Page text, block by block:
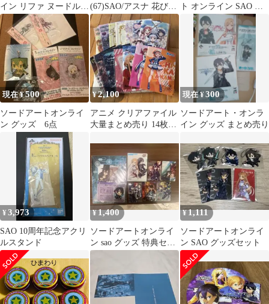
イン リファ ヌードル
ストッパー フィギュア
(67)SAO/アスナ 花びら
A4クリアファイル/ソー
ドアート
ト オンライン SAO グ
ッズセット
現在 ¥500
ソードアートオンライ
ン グッズ 6点
¥2,100
アニメ クリアファイル
大量まとめ売り 14枚セ
現在 ¥300
ソードアート・オンラ
イン グッズ まとめ売り
¥3,973
SAO 10周年記念アクリ
ルスタンド
¥1,400
ソードアートオンライ
ン sao グッズ 特典セッ
ト
¥1,111
ソードアートオンライ
ン SAO グッズセット